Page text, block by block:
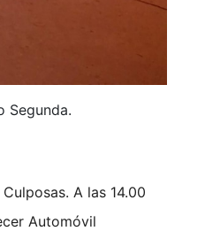
Segunda.
A las 14.00
Automóvil